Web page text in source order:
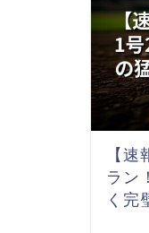
【
ラン
く完